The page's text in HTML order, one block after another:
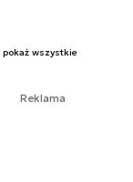
pokaż wszystkie
Reklama